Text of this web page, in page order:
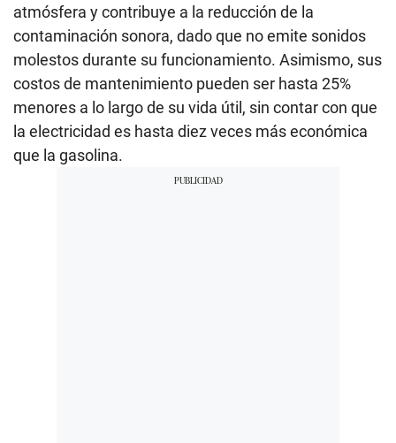
atmósfera y contribuye a la reducción de la
contaminación sonora, dado que no emite sonidos
molestos durante su funcionamiento. Asimismo, sus
costos de mantenimiento pueden ser hasta 25%
menores a lo largo de su vida útil, sin contar con que
la electricidad es hasta diez veces más económica
que la gasolina.